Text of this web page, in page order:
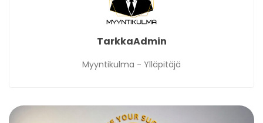
TarkkaAdmin
Myyntikulma - Ylläpitäjä